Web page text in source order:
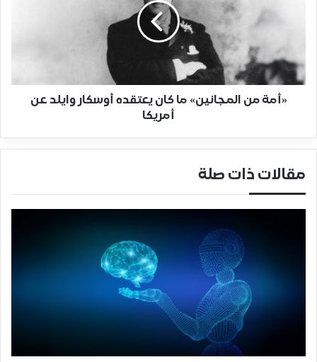
«أمة من المجانين» ما كان يعتقده أوسكار وايلد عن
أمريكا
مقالات ذات صلة